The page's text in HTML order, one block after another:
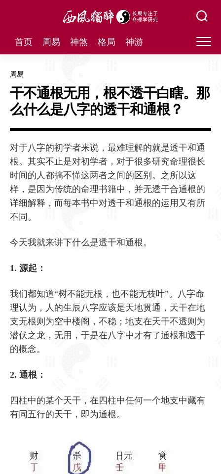
首页 周易 神煞 格局 神游
周易
干不通根无用，根不透干白瞎。那
么什么是八字的透干和通根？
对于八字的初学者来说，最难理解的就是透干和通
根。其实不止是对初学者，对于很多研究命理很长
时间的人都搞不懂这两者之间的区别。之所以这
样，是因为传统的命理书籍中，并无透干合通根的
详细解释，而每本书中对透干和通根的运用又有所
不同。
今天我就来讲下什么是透干和通根。
1. 源起：
我们都知道“树不能无根，也不能无枝叶”。八字命
理认为，人的生辰八字应该是天地贯通，天干在地
支无根则为空中楼阁，不稳；地支在天干不透则为
潜伏之龙，无用，于是在八字中才有了通根和透干
的概念。
2. 通根：
四柱中的某个天干，在四柱中任何一个地支中藏有
有同五行的天干，即为通根。